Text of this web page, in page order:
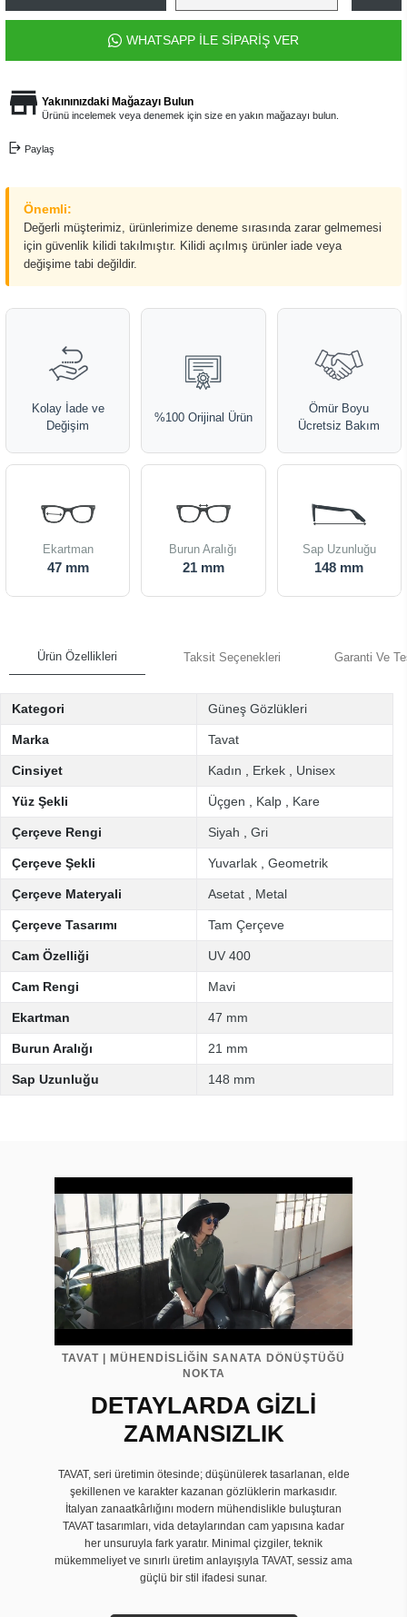
WHATSAPP İLE SİPARİŞ VER
Yakınınızdaki Mağazayı Bulun
Ürünü incelemek veya denemek için size en yakın mağazayı bulun.
Paylaş
Önemli:
Değerli müşterimiz, ürünlerimize deneme sırasında zarar gelmemesi
için güvenlik kilidi takılmıştır. Kilidi açılmış ürünler iade veya
değişime tabi değildir.
Kolay İade ve
Değişim
%100 Orijinal Ürün
Ömür Boyu
Ücretsiz Bakım
Ekartman
47 mm
Burun Aralığı
21 mm
Sap Uzunluğu
148 mm
Ürün Özellikleri Taksit Seçenekleri Garanti Ve
Kategori Güneş Gözlükleri
Marka Tavat
Cinsiyet Kadın Erkek Unisex
Yüz Şekli Üçgen Kalp Kare
Çerçeve Rengi Siyah Gri
Çerçeve Şekli Yuvarlak Geometrik
Çerçeve Materyali Asetat Metal
Çerçeve Tasarımı Tam Çerçeve
Cam Özelliği UV 400
Cam Rengi Mavi
Ekartman 47 mm
Burun Aralığı 21 mm
Sap Uzunluğu 148 mm
TAVAT | MÜHENDİSLİĞİN SANATA DÖNÜŞTÜĞÜ
NOKTA
DETAYLARDA GİZLİ
ZAMANSIZLIK
TAVAT, seri üretimin ötesinde; düşünülerek tasarlanan, elde
şekillenen ve karakter kazanan gözlüklerin markasıdır.
İtalyan zanaatkârlığını modern mühendislikle buluşturan
TAVAT tasarımları, vida detaylarından cam yapısına kadar
her unsuruyla fark yaratır. Minimal çizgiler, teknik
mükemmeliyet ve sınırlı üretim anlayışıyla TAVAT, sessiz ama
güçlü bir stil ifadesi sunar.